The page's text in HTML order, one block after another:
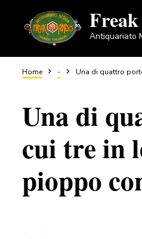
contenuto
principale
Antiquariato
Briciole
di
pane
Home - Una di quattro
Una di
cui tre in
pioppo